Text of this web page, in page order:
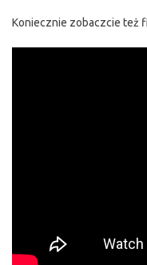
Koniecznie zobaczcie też